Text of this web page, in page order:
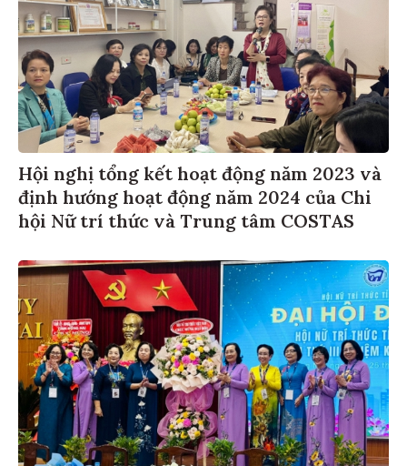
Hội nghị tổng kết hoạt động năm 2023 và
định hướng hoạt động năm 2024 của Chi
hội Nữ trí thức và Trung tâm COSTAS